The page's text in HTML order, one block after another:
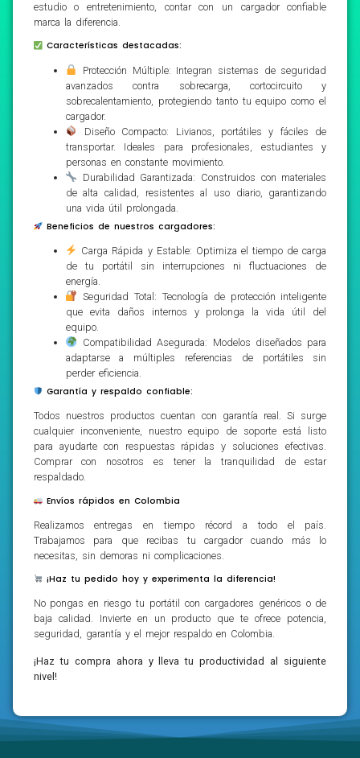
estudio o entretenimiento, contar con un cargador confiable
marca la diferencia.
Características destacadas:
Protección Múltiple: Integran sistemas de seguridad
avanzados contra sobrecarga, cortocircuito y
sobrecalentamiento, protegiendo tanto tu equipo como el
cargador.
Diseño Compacto: Livianos, portátiles y fáciles de
transportar. Ideales para profesionales, estudiantes y
personas en constante movimiento.
Durabilidad Garantizada: Construidos con materiales
de alta calidad, resistentes al uso diario, garantizando
una vida útil prolongada.
Beneficios de nuestros cargadores:
Carga Rápida y Estable: Optimiza el tiempo de carga
de tu portátil sin interrupciones ni fluctuaciones de
energía.
Seguridad Total: Tecnología de protección inteligente
que evita daños internos y prolonga la vida útil del
equipo.
Compatibilidad Asegurada: Modelos diseñados para
adaptarse a múltiples referencias de portátiles sin
perder eficiencia.
Garantía y respaldo confiable:
Todos nuestros productos cuentan con garantía real. Si surge
cualquier inconveniente, nuestro equipo de soporte está listo
para ayudarte con respuestas rápidas y soluciones efectivas.
Comprar con nosotros es tener la tranquilidad de estar
respaldado.
Envíos rápidos en Colombia
Realizamos entregas en tiempo récord a todo el país.
Trabajamos para que recibas tu cargador cuando más lo
necesitas, sin demoras ni complicaciones.
¡Haz tu pedido hoy y experimenta la diferencia!
No pongas en riesgo tu portátil con cargadores genéricos o de
baja calidad. Invierte en un producto que te ofrece potencia,
seguridad, garantía y el mejor respaldo en Colombia.
¡Haz tu compra ahora y lleva tu productividad al siguiente
nivel!